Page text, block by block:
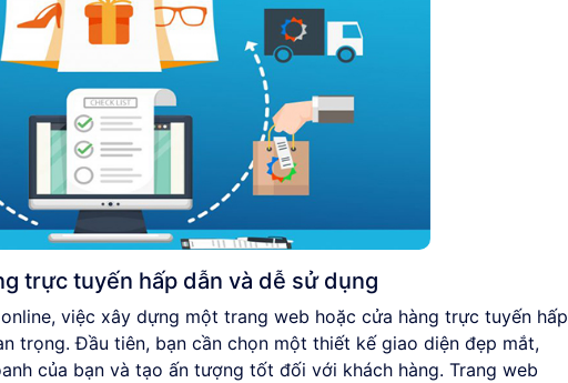
trực tuyến hấp dẫn và dễ sử dụng
việc xây dựng một trang web hoặc cửa hàng trực tuyến hấp
trọng. Đầu tiên, bạn cần chọn một thiết kế giao diện đẹp mắt,
của bạn và tạo ấn tượng tốt đối với khách hàng. Trang web